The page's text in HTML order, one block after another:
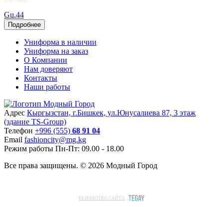
Gu.44
Подробнее
Униформа в наличии
Униформа на заказ
О Компании
Нам доверяют
Контакты
Наши работы
Адрес Кыргызстан, г.Бишкек, ул.Юнусалиева 87, 3 этаж
(здание TS-Group)
Teлефон +996 (555) 68 91 04
Email fashioncity@mg.kg
Режим работы Пн-Пт: 09.00 - 18.00
Все права защищены. © 2026 Модный Город
РАЗРАБОТКА САЙТА